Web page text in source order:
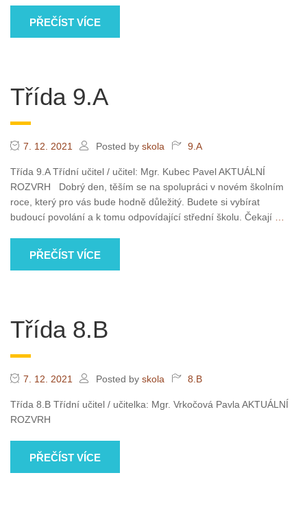
PŘEČÍST VÍCE
Třída 9.A
7. 12. 2021 Posted by skola 9.A
Třída 9.A Třídní učitel / učitel: Mgr. Kubec Pavel AKTUÁLNÍ
ROZVRH Dobrý den, těším se na spolupráci v novém školním
roce, který pro vás bude hodně důležitý. Budete si vybírat
budoucí povolání a k tomu odpovídající střední školu. Čekají …
PŘEČÍST VÍCE
Třída 8.B
7. 12. 2021 Posted by skola 8.B
Třída 8.B Třídní učitel / učitelka: Mgr. Vrkočová Pavla AKTUÁLNÍ
ROZVRH
PŘEČÍST VÍCE